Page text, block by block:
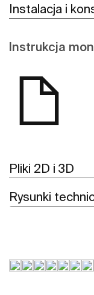
Instalacja i
Instrukcja
Pliki 2D i 3D
Rysunki